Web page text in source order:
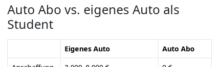
Auto Abo vs. eigenes Auto als
Student
Eigenes Auto
Auto Abo